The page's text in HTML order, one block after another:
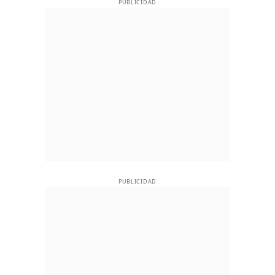
PUBLICIDAD
PUBLICIDAD